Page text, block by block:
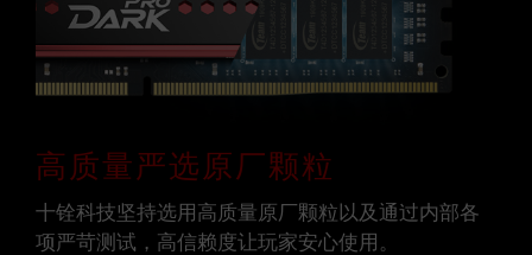
高质量严选原厂颗粒
十铨科技坚持选用高质量原厂颗粒以及通过内部各
项严苛测试，高信赖度让玩家安心使用。